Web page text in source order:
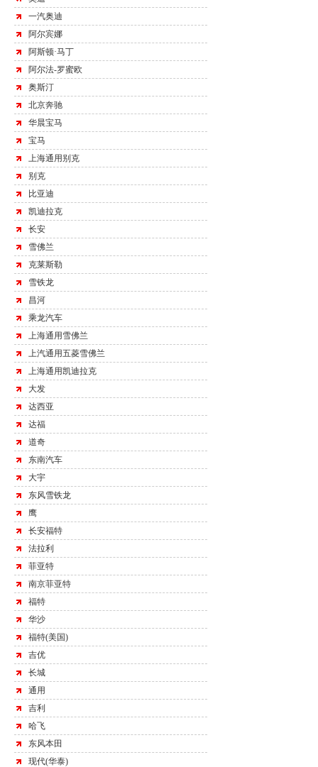
一汽奥迪
阿尔宾娜
阿斯顿·马丁
阿尔法-罗蜜欧
奥斯汀
北京奔驰
华晨宝马
宝马
上海通用别克
别克
比亚迪
凯迪拉克
长安
雪佛兰
克莱斯勒
雪铁龙
昌河
乘龙汽车
上海通用雪佛兰
上汽通用五菱雪佛兰
上海通用凯迪拉克
大发
达西亚
达福
道奇
东南汽车
大宇
东风雪铁龙
鹰
长安福特
法拉利
菲亚特
南京菲亚特
福特
华沙
福特(美国)
吉优
长城
通用
吉利
哈飞
东风本田
现代(华泰)